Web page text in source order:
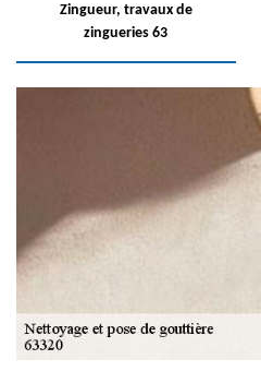
Zingueur, travaux de
zingueries 63